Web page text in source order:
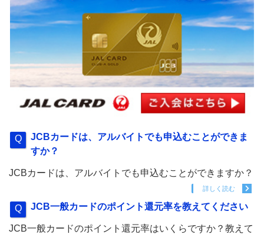
JCBカードは、アルバイトでも申込むことができま
すか？
JCBカードは、アルバイトでも申込むことができますか？
詳しく読む
JCB一般カードのポイント還元率を教えてください
JCB一般カードのポイント還元率はいくらですか？教えて